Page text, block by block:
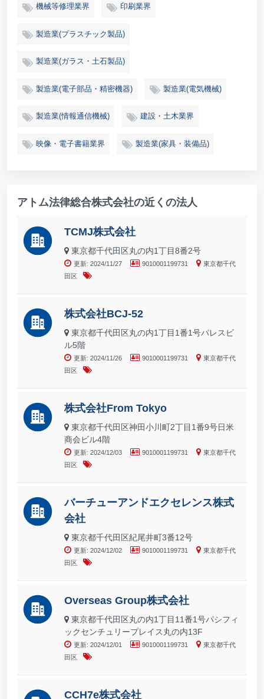
機械等修理業界 印刷業界
製造業(プラスチック製品)
製造業(ガラス・土石製品)
製造業(電子部品・精密機器) 製造業(電気機械)
製造業(情報通信機械) 建設・土木業界
映像・電子書籍業界 製造業(家具・装備品)
アトム法律総合株式会社の近くの法人
TCMJ株式会社
東京都千代田区丸の内1丁目8番2号
更新: 2024/11/27 9010001199731
東京都千代
田区
株式会社BCJ-52
東京都千代田区丸の内1丁目1番1号パレスビ
ル5階
更新: 2024/11/26 9010001199731
東京都千代
田区
株式会社From Tokyo
東京都千代田区神田小川町2丁目1番9号日米
商会ビル4階
更新: 2024/12/03 9010001199731
東京都千代
田区
バーチューアンドエクセレンス株式
会社
東京都千代田区紀尾井町3番12号
更新: 2024/12/02 9010001199731
東京都千代
田区
Overseas Group株式会社
東京都千代田区丸の内1丁目11番1号パシフィ
ックセンチュリープレイス丸の内13F
更新: 2024/12/01 9010001199731
東京都千代
田区
CCH7e株式会社